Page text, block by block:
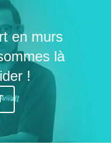
en murs
là
!